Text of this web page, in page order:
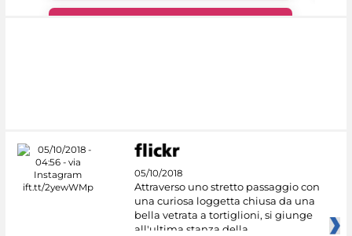
05/10/2018
Attraverso uno stretto passaggio con
una curiosa loggetta chiusa da una
bella vetrata a tortiglioni, si giunge
all'ultima stanza della